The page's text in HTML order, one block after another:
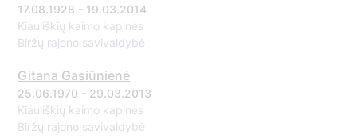
17.08.1928 - 19.03.2014
Kiauliškių kaimo kapinės
Biržų rajono savivaldybė
Gitana Gasiūnienė
25.06.1970 - 29.03.2013
Kiauliškių kaimo kapinės
Biržų rajono savivaldybė